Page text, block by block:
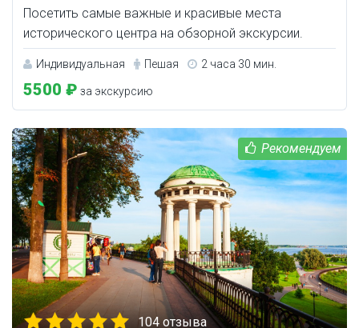
Посетить самые важные и красивые места
исторического центра на обзорной экскурсии.
Индивидуальная Пешая 2 часа 30 мин.
5500 ₽ за экскурсию
104 отзыва